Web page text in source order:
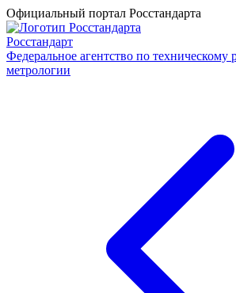
Официальный портал Росстандарта
Росстандарт
Федеральное агентство по техническому
метрологии